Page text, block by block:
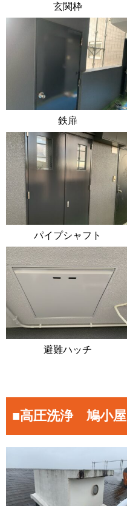
玄関枠
鉄扉
パイプシャフト
避難ハッチ
■高圧洗浄 鳩小屋